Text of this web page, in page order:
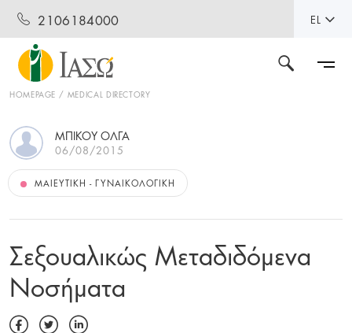
2106184000 EL
HOMEPAGE MEDICAL DIRECTORY
ΜΠΙΚΟΥ ΟΛΓΑ
06/08/2015
ΜΑΙΕΥΤΙΚΉ - ΓΥΝΑΙΚΟΛΟΓΙΚΉ
Σεξουαλικώς Μεταδιδόμενα
Νοσήματα